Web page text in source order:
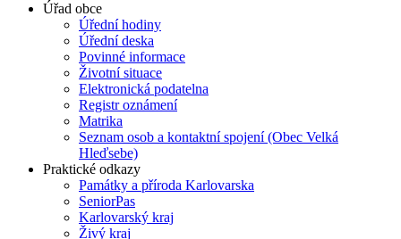
Úřad obce
Úřední hodiny
Úřední deska
Povinné informace
Životní situace
Elektronická podatelna
Registr oznámení
Matrika
Seznam osob a kontaktní spojení (Obec Velká
Hleďsebe)
Praktické odkazy
Památky a příroda Karlovarska
SeniorPas
Karlovarský kraj
Živý kraj